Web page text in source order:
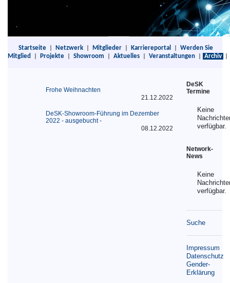
Startseite Netzwerk Mitglieder Karriereportal
Werden Sie
Mitglied
Projekte Showroom Aktuelles Veranstaltungen Archiv
Frohe Weihnachten
21.12.2022
DeSK-Showroom-Führung im Dezember
2022 - ausgebucht -
08.12.2022
DeSK
Termine
Keine
verfügbar.
Network-
News
Keine
verfügbar.
Suche
Impressum
Datenschutz
Gender-
Erklärung